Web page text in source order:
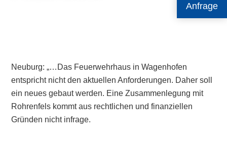
Anfrage
Neuburg: „…Das Feuerwehrhaus in Wagenhofen
entspricht nicht den aktuellen Anforderungen. Daher soll
ein neues gebaut werden. Eine Zusammenlegung mit
Rohrenfels kommt aus rechtlichen und finanziellen
Gründen nicht infrage.